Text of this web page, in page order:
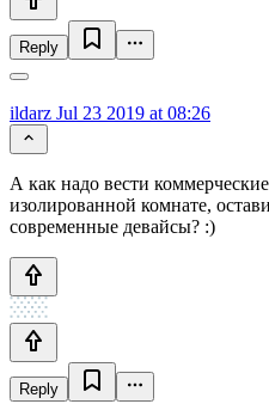
Reply
ildarz Jul 23 2019 at 08:26
А как надо вести
изолированной комнате,
современные девайсы? :)
Reply